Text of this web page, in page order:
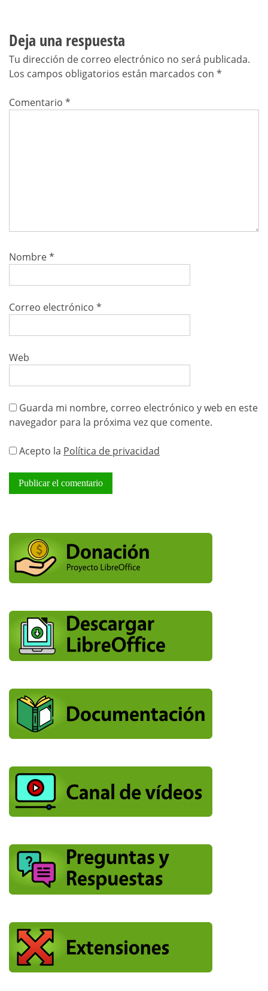
Deja una respuesta
Tu dirección de correo electrónico no será publicada.
Los campos obligatorios están marcados con *
Comentario *
Nombre*
Correo electrónico *
Web
Guarda mi nombre, correo electrónico y web en este
navegador para la próxima vez que comente.
Acepto la Política de privacidad